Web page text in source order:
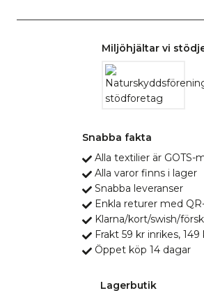
Miljöhjältar vi
Snabba fakta
Alla textilier är GOTS-
Alla varor finns i lager
Snabba leveranser
Enkla returer med
Klarna/kort/swish/
Frakt 59 kr inrikes, 149
Öppet köp 14 dagar
Lagerbutik